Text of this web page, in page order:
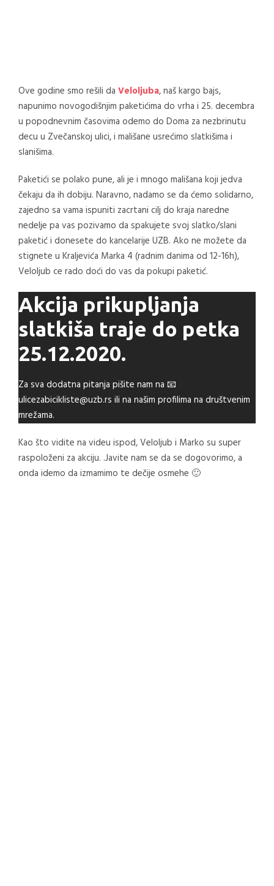
Ove godine smo rešili da Veloljuba, naš kargo bajs,
napunimo novogodišnjim paketićima do vrha i 25. decembra
u popodnevnim časovima odemo do Doma za nezbrinutu
decu u Zvečanskoj ulici, i mališane usrećimo slatkišima i
slanišima.
Paketići se polako pune, ali je i mnogo mališana koji jedva
čekaju da ih dobiju. Naravno, nadamo se da ćemo solidarno,
zajedno sa vama ispuniti zacrtani cilj do kraja naredne
nedelje pa vas pozivamo da spakujete svoj slatko/slani
paketić i donesete do kancelarije UZB. Ako ne možete da
stignete u Kraljevića Marka 4 (radnim danima od 12-16h),
Veloljub ce rado doći do vas da pokupi paketić.
Akcija prikupljanja
slatkiša traje do petka
25.12.2020.
Za sva dodatna pitanja pišite nam na 📧
ulicezabicikliste@uzb.rs ili na našim profilima na društvenim
mrežama.
Kao što vidite na videu ispod, Veloljub i Marko su super
raspoloženi za akciju. .Javite nam se da se dogovorimo, a
onda idemo da izmamimo te dečije osmehe 🙂